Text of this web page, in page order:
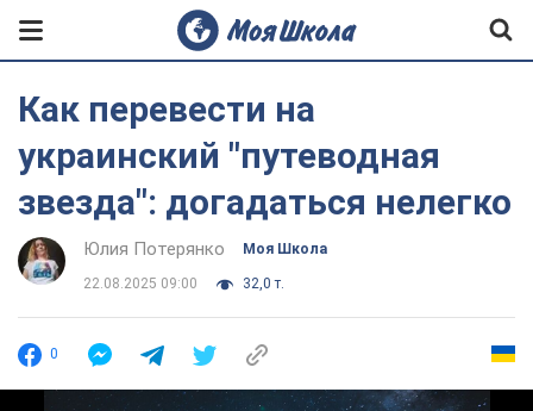
Как перевести на
украинский "путеводная
звезда": догадаться нелегко
Юлия Потерянко Моя Школа
22.08.2025 09:00 32,0 т.
0